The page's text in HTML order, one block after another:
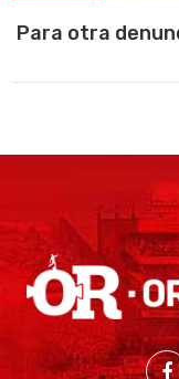
Para otra